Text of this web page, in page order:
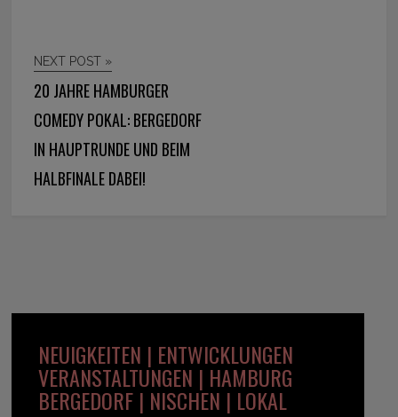
NEXT POST »
20 JAHRE HAMBURGER
COMEDY POKAL: BERGEDORF
IN HAUPTRUNDE UND BEIM
HALBFINALE DABEI!
NEUIGKEITEN | ENTWICKLUNGEN
VERANSTALTUNGEN | HAMBURG
BERGEDORF | NISCHEN | LOKAL